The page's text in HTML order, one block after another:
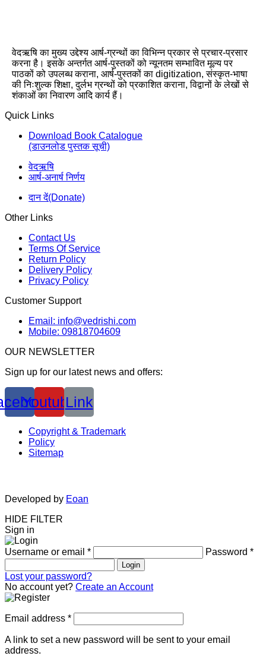
वेदऋषि का मुख्य उद्देश्य आर्ष-ग्रन्थों का विभिन्न प्रकार से प्रचार-प्रसार
करना है। इसके अन्तर्गत आर्ष-पुस्तकों को न्यूनतम सम्भावित मूल्य पर
पाठकों को उपलब्ध कराना, आर्ष-पुस्तकों का digitization, संस्कृत-भाषा
की निःशुल्क शिक्षा, दुर्लभ ग्रन्थों को प्रकाशित कराना, विद्वानों के लेखों से
शंकाओं का निवारण आदि कार्य हैं।
Quick Links
Download Book Catalogue
(डाउनलोड पुस्तक सूची)
वेदऋषि
आर्ष-अनार्ष निर्णय
दान दें(Donate)
Other Links
Contact Us
Terms Of Service
Return Policy
Delivery Policy
Privacy Policy
Customer Support
Email: info@vedrishi.com
Mobile: 09818704609
OUR NEWSLETTER
Sign up for our latest news and offers:
YoutubeLink
Copyright & Trademark
Policy
Sitemap
Developed by Eoan
HIDE FILTER
Sign in
Username or email * Password *
Login
Lost your password?
No account yet? Create an Account
Email address *
A link to set a new password will be sent to your email
address.